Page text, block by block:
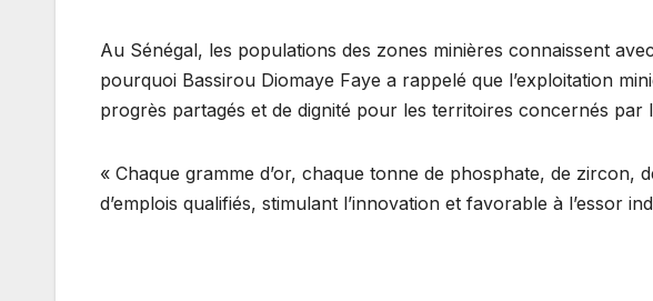
Au Sénégal, les populations des zones minières connaissent
pourquoi Bassirou Diomaye Faye a rappelé que l’exploitation
progrès partagés et de dignité pour les territoires concernés par
« Chaque gramme d’or, chaque tonne de phosphate, de
d’emplois qualifiés, stimulant l’innovation et favorable à l’essor